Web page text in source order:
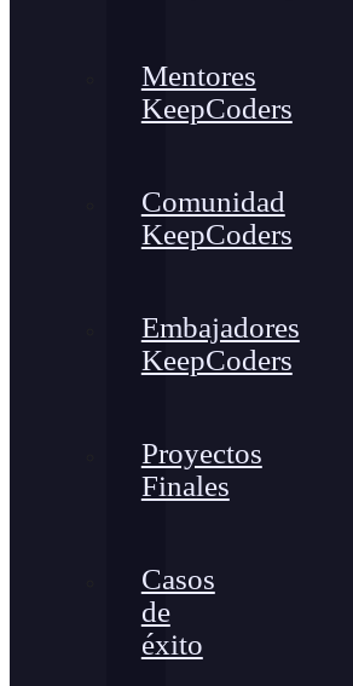
Mentores
KeepCoders
Comunidad
KeepCoders
Embajadores
KeepCoders
Proyectos
Finales
Casos
de
éxito